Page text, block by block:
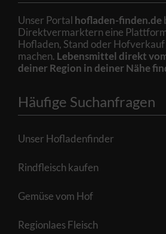
Unser Portal hofladen-finden.de
Direktvermarktern eine
Hofladen, Stand oder
machen. Lebensmittel direkt
deiner Region in deiner Nähe
Häufige Suchanfragen
Unser Hofladenfinder
Rindfleisch kaufen
Gemüse vom Hof
Regionlaes Fleisch